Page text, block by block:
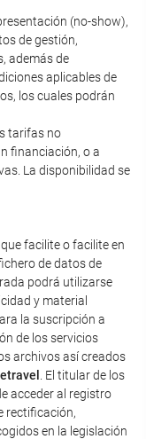
(no-show),
de gestión,
además de
aplicables de
los cuales podrán
tarifas no
financiación, o a
La disponibilidad se
facilite o facilite en
de datos de
podrá utilizarse
y material
la suscripción a
de los servicios
archivos así creados
. El titular de los
acceder al registro
rectificación,
en la legislación